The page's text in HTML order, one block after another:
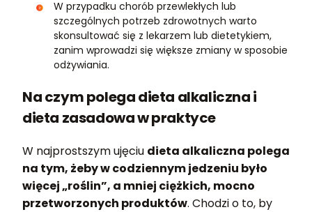
W przypadku chorób przewlekłych lub
szczególnych potrzeb zdrowotnych warto
skonsultować się z lekarzem lub dietetykiem,
zanim wprowadzi się większe zmiany w sposobie
odżywiania.
Na czym polega dieta alkaliczna i
dieta zasadowa w praktyce
W najprostszym ujęciu dieta alkaliczna polega
na tym, żeby w codziennym jedzeniu było
więcej „roślin”, a mniej ciężkich, mocno
przetworzonych produktów. Chodzi o to, by